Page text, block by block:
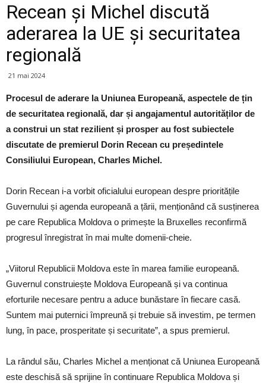
Recean și Michel discută
aderarea la UE și securitatea
regională
21 mai 2024
Procesul de aderare la Uniunea Europeană, aspectele de țin
de securitatea regională, dar și angajamentul autorităților de
a construi un stat rezilient și prosper au fost subiectele
discutate de premierul Dorin Recean cu președintele
Consiliului European, Charles Michel.
Dorin Recean i-a vorbit oficialului european despre prioritățile
Guvernului și agenda europeană a țării, menționând că susținerea
pe care Republica Moldova o primește la Bruxelles reconfirmă
progresul înregistrat în mai multe domenii-cheie.
„Viitorul Republicii Moldova este în marea familie europeană.
Guvernul construiește Moldova Europeană și va continua
eforturile necesare pentru a aduce bunăstare în fiecare casă.
Suntem mai puternici împreună și trebuie să investim, pe termen
lung, în pace, prosperitate și securitate”, a spus premierul.
La rândul său, Charles Michel a menționat că Uniunea Europeană
este deschisă să sprijine în continuare Republica Moldova și